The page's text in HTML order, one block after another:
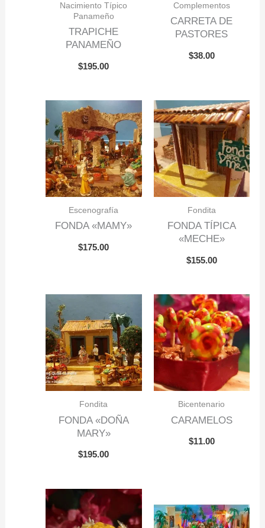
Nacimiento Típico
Panameño
TRAPICHE
PANAMEÑO
$195.00
Complementos
CARRETA DE
PASTORES
$38.00
Escenografía
FONDA «MAMY»
$175.00
Fondita
FONDA TÍPICA
«MECHE»
$155.00
Fondita
FONDA «DOÑA
MARY»
$195.00
Bicentenario
CARAMELOS
$11.00